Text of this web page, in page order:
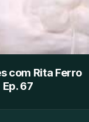
com Rita Ferro
67